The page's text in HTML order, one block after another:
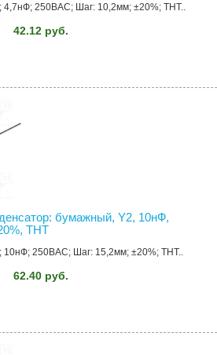
250ВAC; Шаг: 10,2мм; ±20%; THT..
42.12 руб.
бумажный, Y2, 10нФ,
THT
10нФ; 250ВAC; Шаг: 15,2мм; ±20%; THT..
62.40 руб.